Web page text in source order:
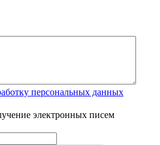
персональных данных
электронных писем